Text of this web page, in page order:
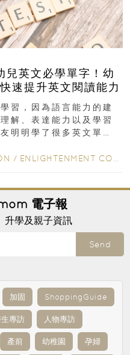
兒英文必學單字！幼
速提升英文閱讀能力
習，因為語言能力的建
解、表達能力以及學習
明明學了很多英文單
/ ENLIGHTENMENT CORNER
電子報
升學及親子資訊
Send
加固 ShoppingGuide
專訪 人物專訪
產前 幼稚園 孕婦